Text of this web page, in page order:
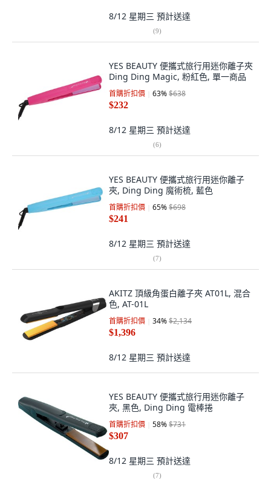
8/12 星期三 預計送達
(9)
YES BEAUTY 便攜式旅行用迷你離子夾
Ding Ding Magic, 粉紅色, 單一商品
首購折扣價 63%$638
$232
8/12 星期三 預計送達
(6)
YES BEAUTY 便攜式旅行用迷你離子
夾, Ding Ding 魔術梳, 藍色
首購折扣價 65%$698
$241
8/12 星期三 預計送達
(7)
AKITZ 頂級角蛋白離子夾 AT01L, 混合
色, AT-01L
首購折扣價 34%$2,134
$1,396
8/12 星期三 預計送達
YES BEAUTY 便攜式旅行用迷你離子
夾, 黑色, Ding Ding 電棒捲
首購折扣價 58%$731
$307
8/12 星期三 預計送達
(7)